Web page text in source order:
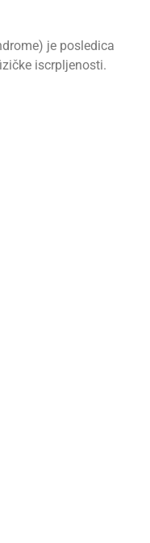
je posledica
iscrpljenosti.